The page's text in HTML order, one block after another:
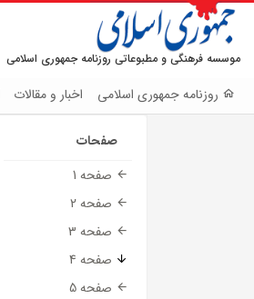
موسسه فرهنگی و مطبوعاتی روزنامه جمهوری اسلامی
روزنامه جمهوری اسلامی اخبار و مقالات
صفحات
صفحه 1
صفحه 2
صفحه 3
صفحه 4
صفحه 5